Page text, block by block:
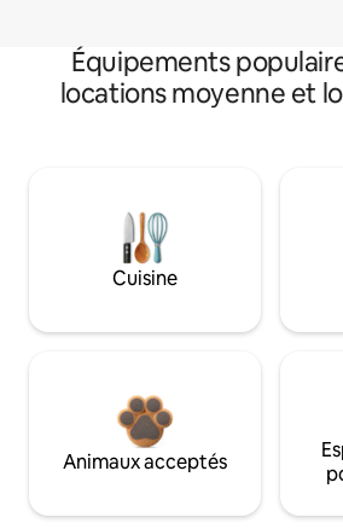
Équipements
locations moyenne et
Cuisine
Animaux acceptés